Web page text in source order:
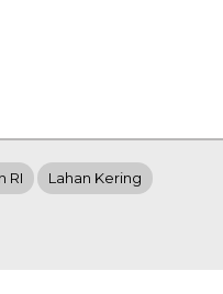
RI Lahan Kering